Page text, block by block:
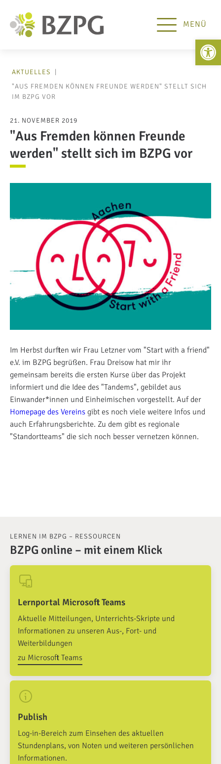
MENÜ
AKTUELLES
|
"AUS FREMDEN KÖNNEN FREUNDE WERDEN" STELLT SICH
IM BZPG VOR
21. NOVEMBER 2019
"Aus Fremden können Freunde
werden" stellt sich im BZPG vor
Im Herbst durften wir Frau Letzner vom "Start with a friend"
e.V. im BZPG begrüßen. Frau Dreisow hat mir ihr
gemeinsam bereits die ersten Kurse über das Projekt
informiert und die Idee des "Tandems", gebildet aus
Einwander*innen und Einheimischen vorgestellt. Auf der
Homepage des Vereins gibt es noch viele weitere Infos und
auch Erfahrungsberichte. Zu dem gibt es regionale
"Standortteams" die sich noch besser vernetzen können.
LERNEN IM BZPG – RESSOURCEN
BZPG online – mit einem Klick
Lernportal Microsoft Teams
Aktuelle Mitteilungen, Unterrichts-Skripte und
Informationen zu unseren Aus-, Fort- und
Weiterbildungen
zu Microsoft Teams
Publish
Log-in-Bereich zum Einsehen des aktuellen
Stundenplans, von Noten und weiteren persönlichen
Informationen.